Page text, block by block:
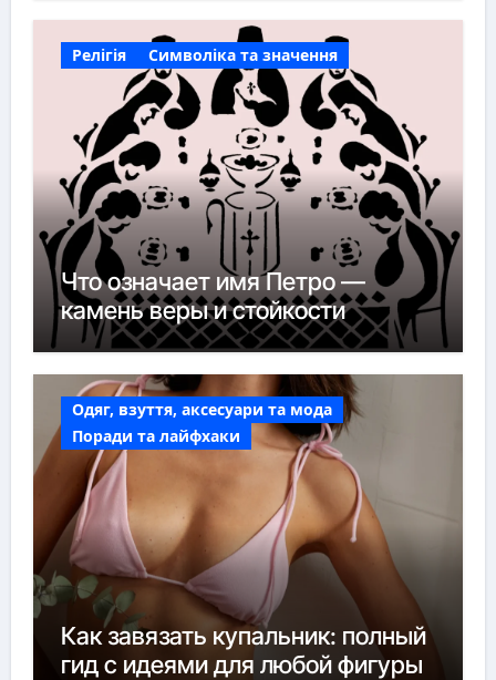
Релігія Символіка та значення
Что означает имя Петро —
камень веры и стойкости
Одяг, взуття, аксесуари та мода
Поради та лайфхаки
Как завязать купальник: полный
гид с идеями для любой фигуры